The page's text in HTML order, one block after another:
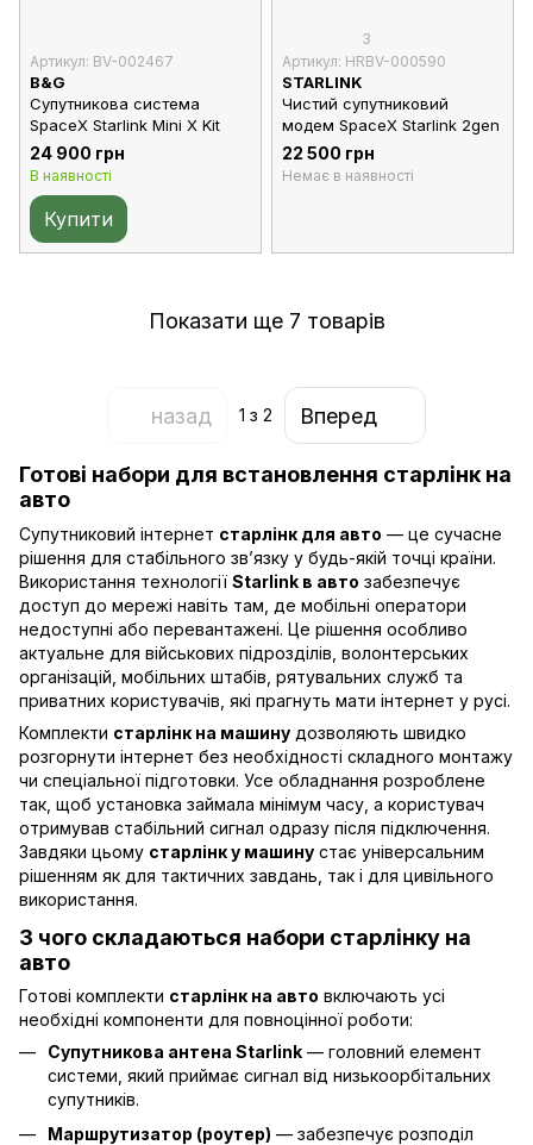
Артикул: BV-002467
B&G
Супутникова система
SpaceX Starlink Mini X Kit
24 900 грн
В наявності
Купити
3
Артикул: HRBV-000590
STARLINK
Чистий супутниковий
модем SpaceX Starlink 2gen
22 500 грн
Немає в наявності
Показати ще 7 товарів
назад 1 з 2 Вперед
Готові набори для встановлення старлінк на
авто
Супутниковий інтернет старлінк для авто — це сучасне
рішення для стабільного зв’язку у будь-якій точці країни.
Використання технології Starlink в авто забезпечує
доступ до мережі навіть там, де мобільні оператори
недоступні або перевантажені. Це рішення особливо
актуальне для військових підрозділів, волонтерських
організацій, мобільних штабів, рятувальних служб та
приватних користувачів, які прагнуть мати інтернет у русі.
Комплекти старлінк на машину дозволяють швидко
розгорнути інтернет без необхідності складного монтажу
чи спеціальної підготовки. Усе обладнання розроблене
так, щоб установка займала мінімум часу, а користувач
отримував стабільний сигнал одразу після підключення.
Завдяки цьому старлінк у машину стає універсальним
рішенням як для тактичних завдань, так і для цивільного
використання.
З чого складаються набори старлінку на
авто
Готові комплекти старлінк на авто включають усі
необхідні компоненти для повноцінної роботи:
Супутникова антена Starlink — головний елемент
системи, який приймає сигнал від низькоорбітальних
супутників.
Маршрутизатор (роутер) — забезпечує розподіл